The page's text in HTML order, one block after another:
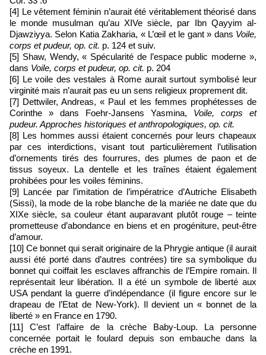
[4] Le vêtement féminin n’aurait été véritablement théorisé dans
le monde musulman qu’au XIVe siècle, par Ibn Qayyim al-
Djawziyya. Selon Katia Zakharia, « L’œil et le gant » dans Voile,
corps et pudeur, op. cit. p. 124 et suiv.
[5] Shaw, Wendy, « Spécularité de l’espace public moderne »,
dans Voile, corps et pudeur, op. cit. p. 204
[6] Le voile des vestales à Rome aurait surtout symbolisé leur
virginité mais n’aurait pas eu un sens religieux proprement dit.
[7] Dettwiler, Andreas, « Paul et les femmes prophétesses de
Corinthe » dans Foehr-Jansens Yasmina, Voile, corps et
pudeur. Approches historiques et anthropologiques, op. cit.
[8] Les hommes aussi étaient concernés pour leurs chapeaux
par ces interdictions, visant tout particulièrement l’utilisation
d’ornements tirés des fourrures, des plumes de paon et de
tissus soyeux. La dentelle et les traînes étaient également
prohibées pour les voiles féminins.
[9] Lancée par l’imitation de l’impératrice d’Autriche Elisabeth
(Sissi), la mode de la robe blanche de la mariée ne date que du
XIXe siècle, sa couleur étant auparavant plutôt rouge – teinte
prometteuse d’abondance en biens et en progéniture, peut-être
d’amour.
[10] Ce bonnet qui serait originaire de la Phrygie antique (il aurait
aussi été porté dans d’autres contrées) tire sa symbolique du
bonnet qui coiffait les esclaves affranchis de l’Empire romain. Il
représentait leur libération. Il a été un symbole de liberté aux
USA pendant la guerre d’indépendance (il figure encore sur le
drapeau de l’Etat de New-York). Il devient un « bonnet de la
liberté » en France en 1790.
[11] C’est l’affaire de la crèche Baby-Loup. La personne
concernée portait le foulard depuis son embauche dans la
crèche en 1991.